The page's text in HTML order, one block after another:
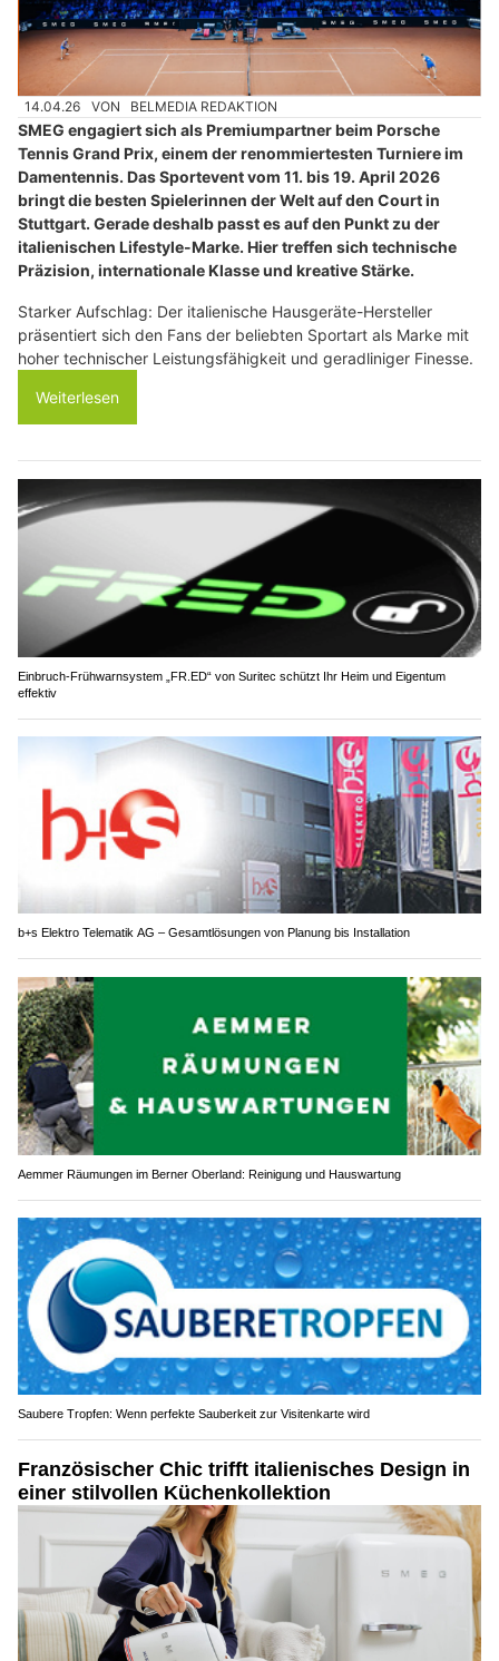
14.04.26 VON BELMEDIA REDAKTION
SMEG engagiert sich als Premiumpartner beim Porsche
Tennis Grand Prix, einem der renommiertesten Turniere im
Damentennis. Das Sportevent vom 11. bis 19. April 2026
bringt die besten Spielerinnen der Welt auf den Court in
Stuttgart. Gerade deshalb passt es auf den Punkt zu der
italienischen Lifestyle-Marke. Hier treffen sich technische
Präzision, internationale Klasse und kreative Stärke.
Starker Aufschlag: Der italienische Hausgeräte-Hersteller
präsentiert sich den Fans der beliebten Sportart als Marke mit
hoher technischer Leistungsfähigkeit und geradliniger Finesse.
Weiterlesen
Einbruch-Frühwarnsystem „FR.ED“ von Suritec schützt Ihr Heim und Eigentum
effektiv
b+s Elektro Telematik AG – Gesamtlösungen von Planung bis Installation
Aemmer Räumungen im Berner Oberland: Reinigung und Hauswartung
Saubere Tropfen: Wenn perfekte Sauberkeit zur Visitenkarte wird
Französischer Chic trifft italienisches Design in
einer stilvollen Küchenkollektion